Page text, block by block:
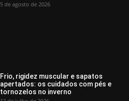
5 de agosto de 2026
Frio, rigidez muscular e sapatos
apertados: os cuidados com pés e
tornozelos no inverno